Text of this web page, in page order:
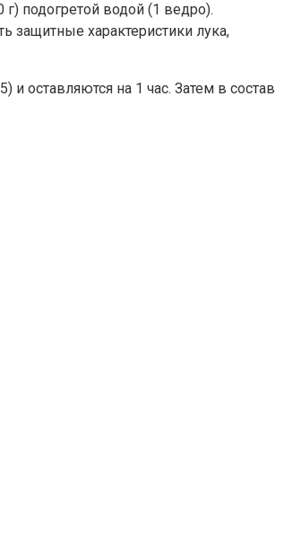
подогретой водой (1 ведро).
защитные характеристики лука,
оставляются на 1 час. Затем в состав